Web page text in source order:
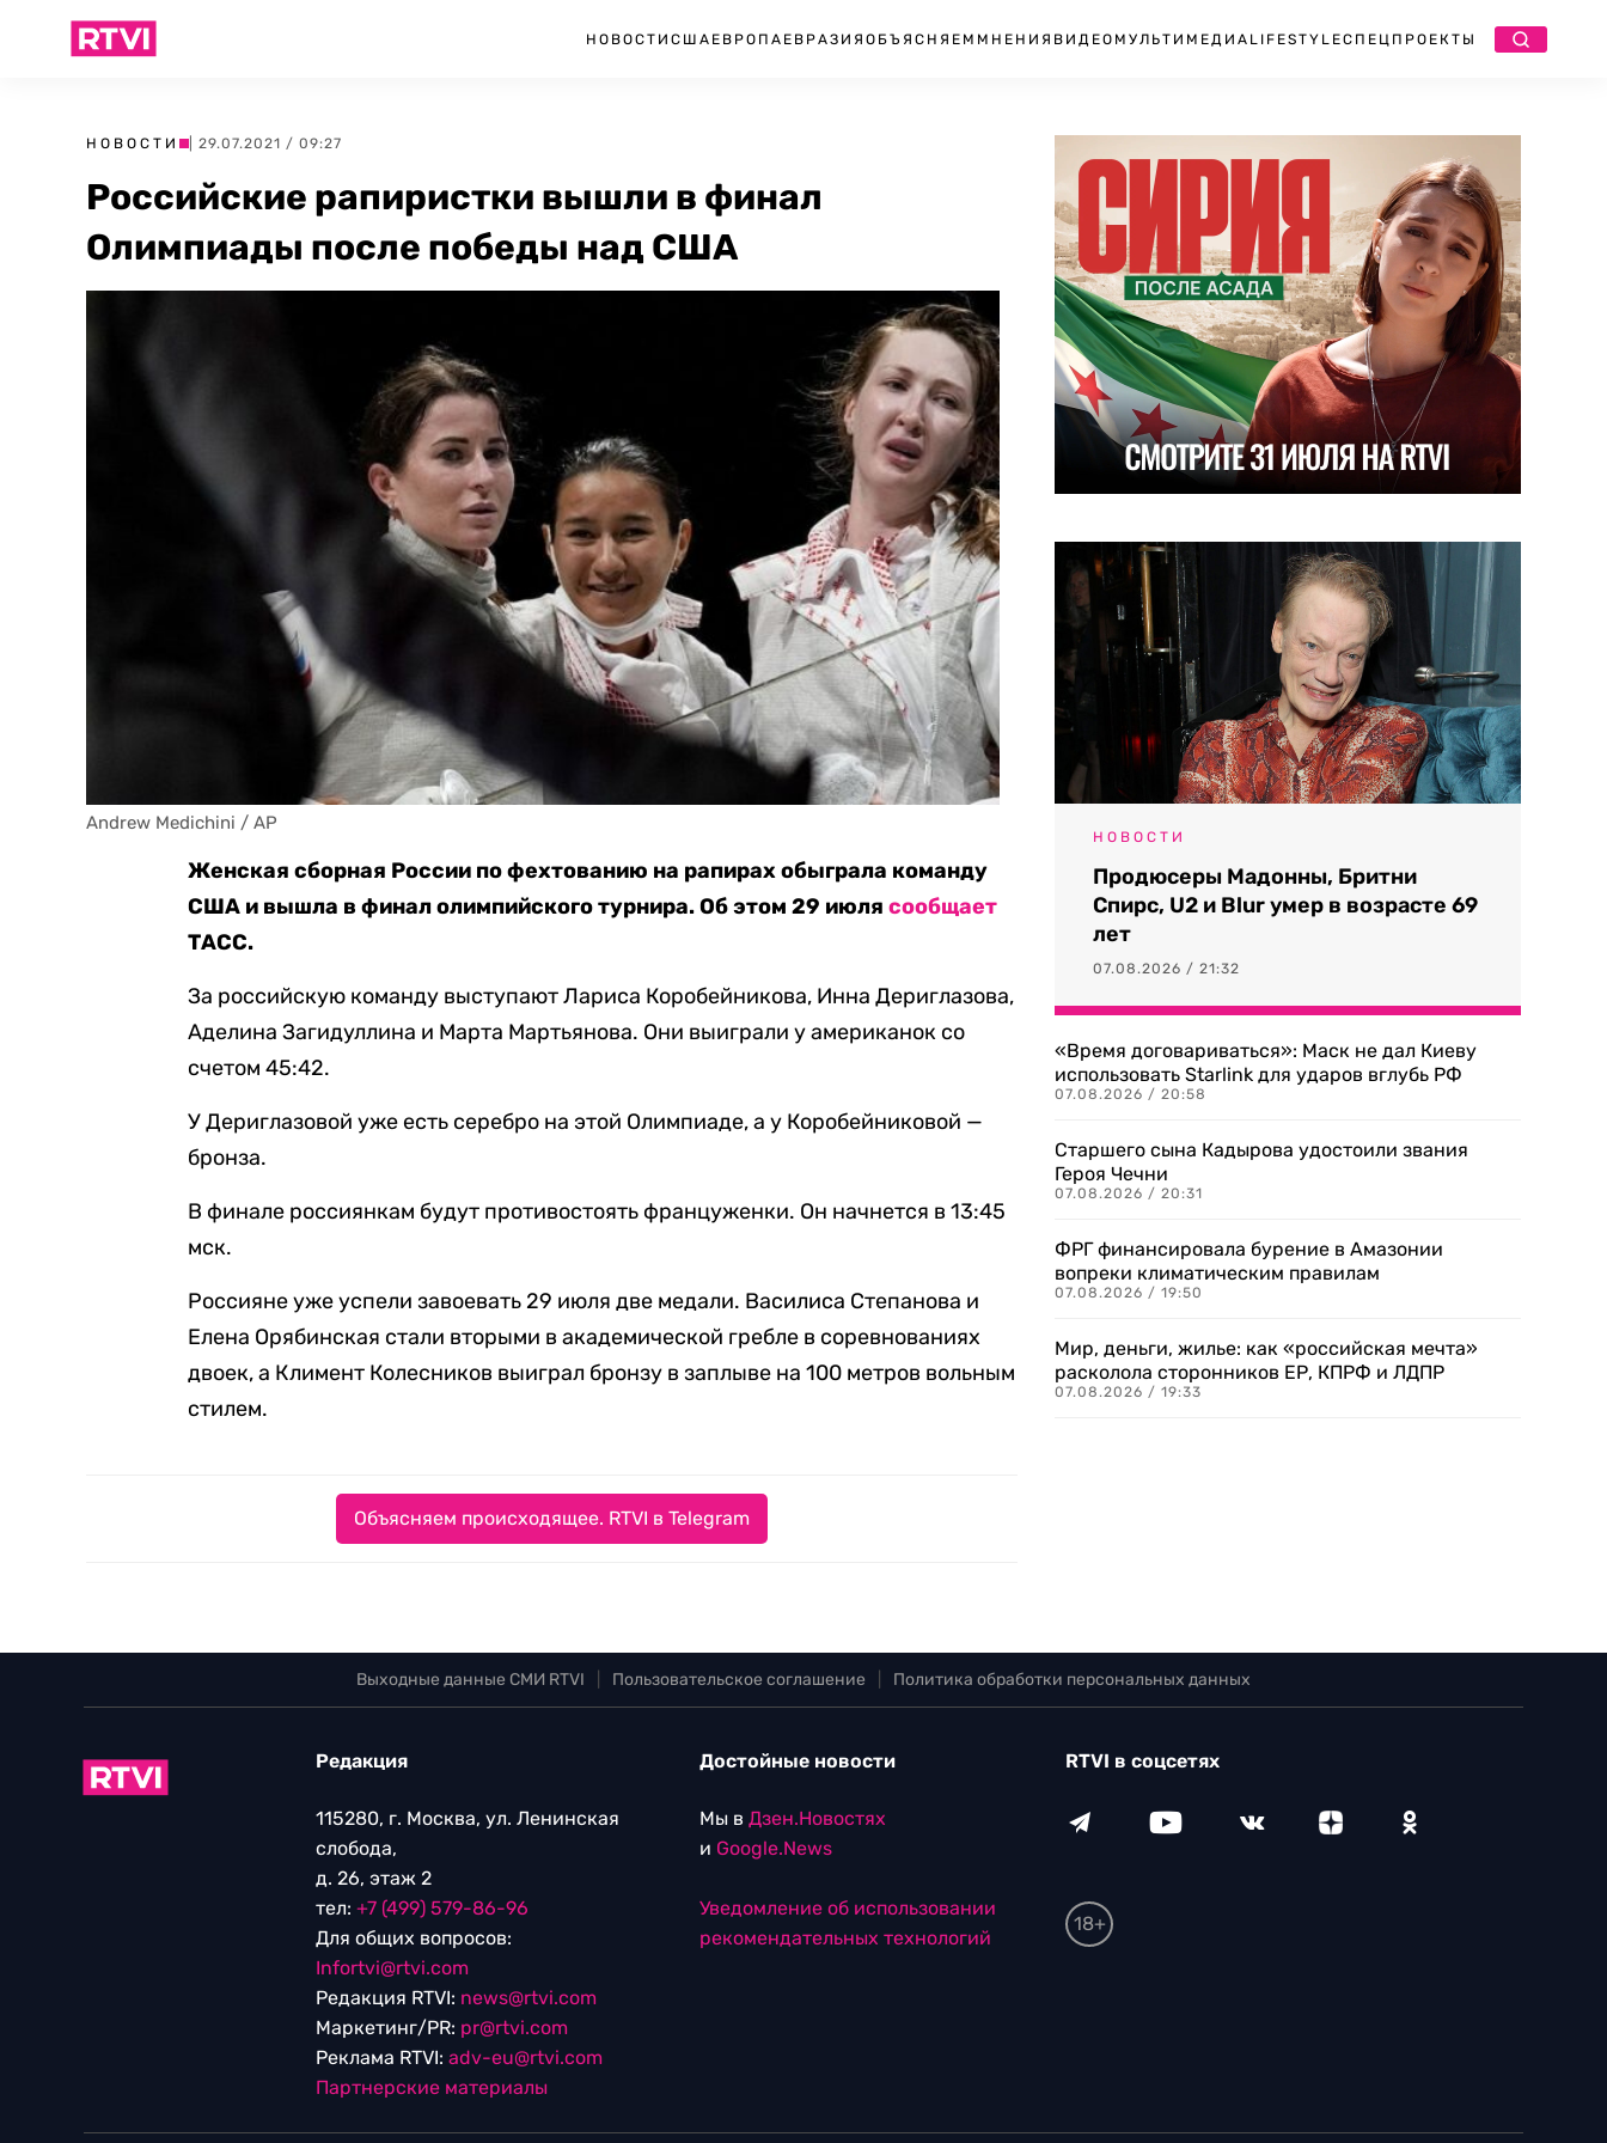
НОВОСТИ США ЕВРОПА ЕВРАЗИЯ ОБЪЯСНЯЕМ МНЕНИЯ ВИДЕО МУЛЬТИМЕДИА LIFESTYLEСПЕЦПРОЕКТЫ
НОВОСТИ | 29.07.2021 / 09:27
Российские рапиристки вышли в финал
Олимпиады после победы над США
Andrew Medichini / AP
Женская сборная России по фехтованию на рапирах обыграла команду
США и вышла в финал олимпийского турнира. Об этом 29 июлясообщает
ТАСС.
За российскую команду выступают Лариса Коробейникова, Инна Дериглазова,
Аделина Загидуллина и Марта Мартьянова. Они выиграли у американок со
счетом 45:42.
У Дериглазовой уже есть серебро на этой Олимпиаде, а у Коробейниковой —
бронза.
В финале россиянкам будут противостоять француженки. Он начнется в 13:45
мск.
Россияне уже успели завоевать 29 июля две медали. Василиса Степанова и
Елена Орябинская стали вторыми в академической гребле в соревнованиях
двоек, а Климент Колесников выиграл бронзу в заплыве на 100 метров вольным
стилем.
Объясняем происходящее. RTVI в Telegram
НОВОСТИ
Продюсеры Мадонны, Бритни
Спирс, U2 и Blur умер в возрасте 69
лет
07.08.2026 / 21:32
«Время договариваться»: Маск не дал Киеву
использовать Starlink для ударов вглубь РФ
07.08.2026 / 20:58
Старшего сына Кадырова удостоили звания
Героя Чечни
07.08.2026 / 20:31
ФРГ финансировала бурение в Амазонии
вопреки климатическим правилам
07.08.2026 / 19:50
Мир, деньги, жилье: как «российская мечта»
расколола сторонников ЕР, КПРФ и ЛДПР
07.08.2026 / 19:33
Выходные данные СМИ RTVI Пользовательское соглашение Политика обработки персональных данных
Редакция
115280, г. Москва, ул. Ленинская
слобода,
д. 26, этаж 2
тел: +7 (499) 579-86-96
Для общих вопросов:
Infortvi@rtvi.com
Редакция RTVI: news@rtvi.com
Маркетинг/PR: pr@rtvi.com
Реклама RTVI: adv-eu@rtvi.com
Партнерские материалы
Достойные новости
Мы в Дзен.Новостях
и Google.News
Уведомление об использовании
рекомендательных технологий
RTVI в соцсетях
18+